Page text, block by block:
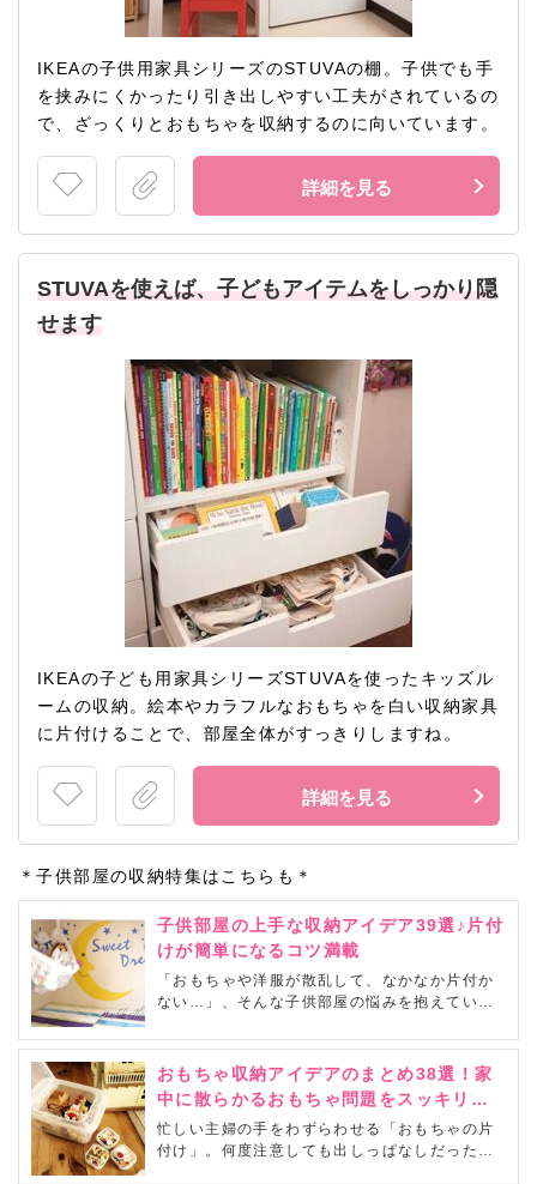
IKEAの子供用家具シリーズのSTUVAの棚。子供でも手
を挟みにくかったり引き出しやすい工夫がされているの
で、ざっくりとおもちゃを収納するのに向いています。
詳細を見る
STUVAを使えば、子どもアイテムをしっかり隠
せます
IKEAの子ども用家具シリーズSTUVAを使ったキッズル
ームの収納。絵本やカラフルなおもちゃを白い収納家具
に片付けることで、部屋全体がすっきりしますね。
詳細を見る
＊子供部屋の収納特集はこちらも＊
子供部屋の上手な収納アイデア39選♪片付
けが簡単になるコツ満載
「おもちゃや洋服が散乱して、なかなか片付か
ない…」、そんな子供部屋の悩みを抱えている
した工夫をすると片付けが楽になり、部屋もす
っきりきれいになりますよ。とっておきの収納
アイデアを集めました♪
おもちゃ収納アイデアのまとめ38選！家
中に散らかるおもちゃ問題をスッキリ解
決
忙しい主婦の手をわずらわせる「おもちゃの片
付け」。何度注意しても出しっぱなしだった